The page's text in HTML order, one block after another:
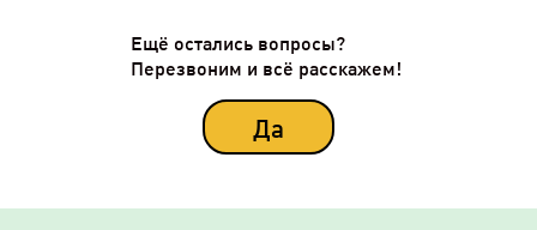
Ещё остались вопросы?
Перезвоним и всё расскажем!
Да